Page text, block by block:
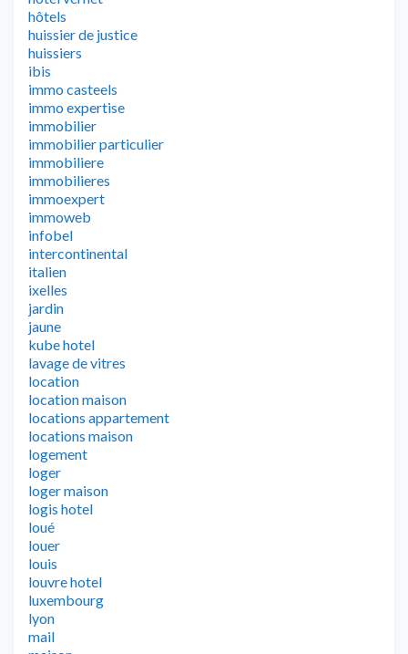
hôtels
huissier de justice
huissiers
ibis
immo casteels
immo expertise
immobilier
immobilier particulier
immobiliere
immobilieres
immoexpert
immoweb
infobel
intercontinental
italien
ixelles
jardin
jaune
kube hotel
lavage de vitres
location
location maison
locations appartement
locations maison
logement
loger
loger maison
logis hotel
loué
louer
louis
louvre hotel
luxembourg
lyon
mail